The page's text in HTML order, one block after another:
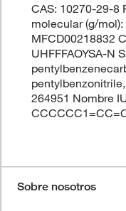
CAS: 10270-29-8
molecular (g/
MFCD00218832
UHFFFAOYSA-N
264951 Nombre
Sobre nosotros